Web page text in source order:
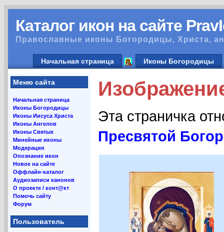
Каталог икон на сайте
Православные иконы Богородицы, Христа,
Начальная страница Иконы Богородицы
Меню сайта
Начальная страница
Иконы Богородицы
Иконы Иисуса Христа
Иконы Ангелов
Иконы Святых
Минейные иконы
Модерация
Опознание икон
Новое на сайте
Оффлайн-каталог
Аудиозаписи канонов
О проекте / конт@кт
Помочь сайту
Форум
Пользователь
Эта страничка
Пресвятой